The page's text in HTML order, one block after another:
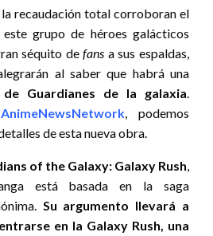
recaudación total corroboran el
grupo de héroes galácticos
séquito defans a sus espaldas,
al saber que habrá una
Guardianes de la galaxia
AnimeNewsNetwork, podemos
de esta nueva obra.
of the Galaxy: Galaxy Rush
está basada en la saga
Su argumento llevará a
en la Galaxy Rush, una